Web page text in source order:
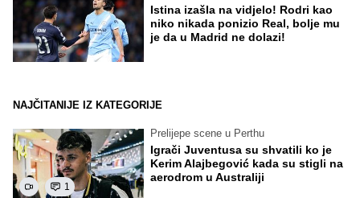
Istina izašla na vidjelo! Rodri kao
niko nikada ponizio Real, bolje mu
je da u Madrid ne dolazi!
NAJČITANIJE IZ KATEGORIJE
1
Prelijepe scene u Perthu
Igrači Juventusa su shvatili ko je
Kerim Alajbegović kada su stigli na
aerodrom u Australiji